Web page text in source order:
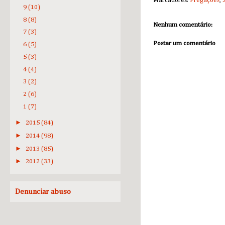
Nenhum comentário:
Postar um comentário
9 (10)
8 (8)
7 (3)
6 (5)
5 (3)
4 (4)
3 (2)
2 (6)
1 (7)
► 2015 (84)
► 2014 (98)
► 2013 (85)
► 2012 (33)
Denunciar abuso